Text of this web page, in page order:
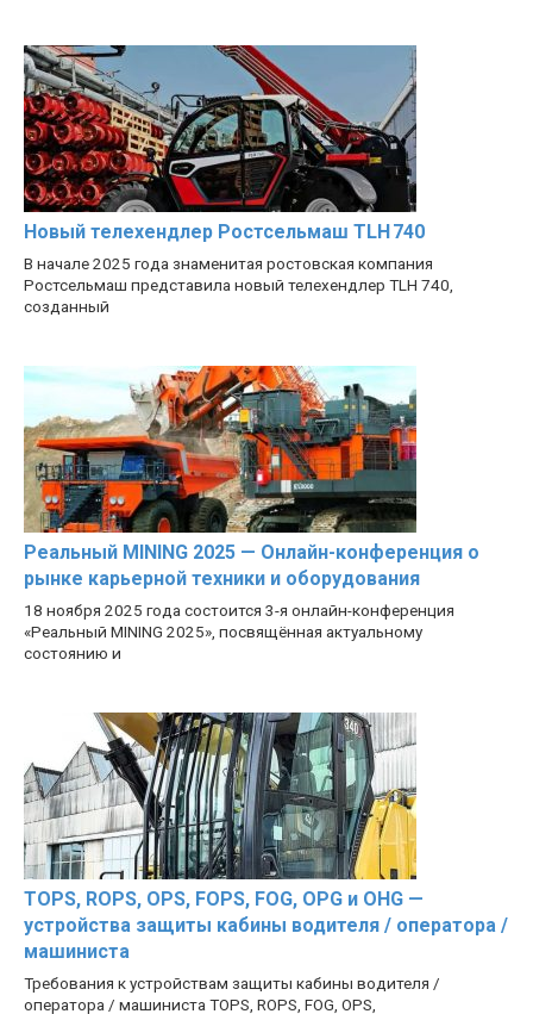
Новый телехендлер Ростсельмаш TLH 740
В начале 2025 года знаменитая ростовская компания
Ростсельмаш представила новый телехендлер TLH 740,
созданный
Реальный MINING 2025 — Онлайн-конференция о
рынке карьерной техники и оборудования
18 ноября 2025 года состоится 3-я онлайн-конференция
«Реальный MINING 2025», посвящённая актуальному
состоянию и
TOPS, ROPS, OPS, FOPS, FOG, OPG и OHG —
устройства защиты кабины водителя / оператора /
машиниста
Требования к устройствам защиты кабины водителя /
оператора / машиниста TOPS, ROPS, FOG, OPS,